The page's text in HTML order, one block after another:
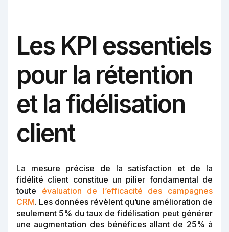
Les KPI essentiels
pour la rétention
et la fidélisation
client
La mesure précise de la satisfaction et de la
fidélité client constitue un pilier fondamental de
toute évaluation de l’efficacité des campagnes
CRM. Les données révèlent qu’une amélioration de
seulement 5% du taux de fidélisation peut générer
une augmentation des bénéfices allant de 25% à